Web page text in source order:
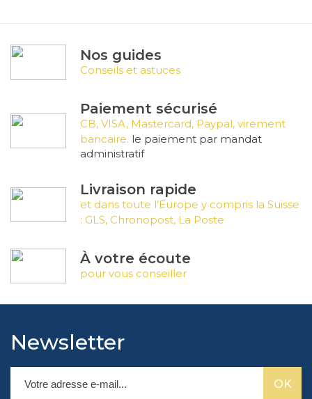
Nos guides
Conseils et astuces
Paiement sécurisé
CB, VISA, Mastercard, Paypal, virement
bancaire. le paiement par mandat
administratif
Livraison rapide
et dans toute l’Europe y compris la Suisse
: GLS, Chronopost, La Poste
À votre écoute
pour vous conseiller
Newsletter